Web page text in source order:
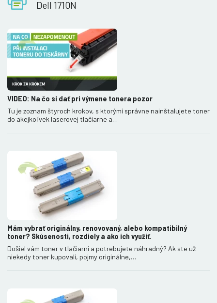
Dell 1710N
VIDEO: Na čo si dať pri výmene tonera pozor
Tu je zoznam štyroch krokov, s ktorými správne nainštalujete toner
do akejkoľvek laserovej tlačiarne a…
Mám vybrať originálny, renovovaný, alebo kompatibilný
toner? Skúsenosti, rozdiely a ako ich využiť.
Došiel vám toner v tlačiarni a potrebujete náhradný? Ak ste už
niekedy toner kupovali, pojmy originálne,…